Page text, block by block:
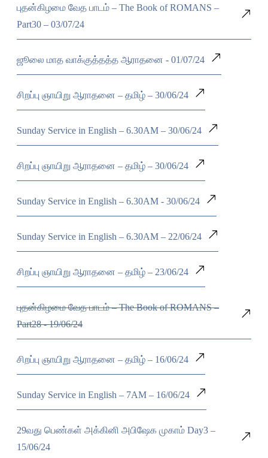
புதன்கிழமை வேத பாடம் – The Book of ROMANS –
Part30 – 03/07/24
ஜூலை மாத வாக்குத்தத்த ஆராதனை - 01/07/24
சிறப்பு ஞாயிறு ஆராதனை – தமிழ் – 30/06/24
Sunday Service in English – 6.30AM – 30/06/24
சிறப்பு ஞாயிறு ஆராதனை – தமிழ் – 30/06/24
Sunday Service in English – 6.30AM - 30/06/24
Sunday Service in English – 6.30AM – 22/06/24
சிறப்பு ஞாயிறு ஆராதனை – தமிழ் – 23/06/24
புதன்கிழமை வேத பாடம் – The Book of ROMANS –
Part28 - 19/06/24
சிறப்பு ஞாயிறு ஆராதனை – தமிழ் – 16/06/24
Sunday Service in English – 7AM – 16/06/24
29வது பெண்கள் அக்கினி அபிஷேக முகாம் Day3 –
15/06/24